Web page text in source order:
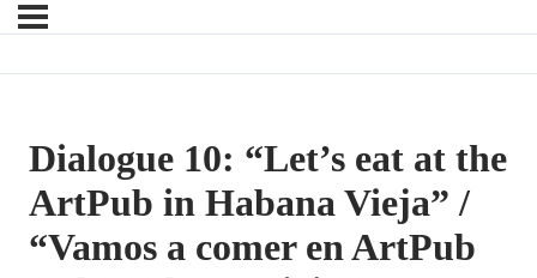
Dialogue 10: “Let’s eat at the
ArtPub in Habana Vieja” /
“Vamos a comer en ArtPub